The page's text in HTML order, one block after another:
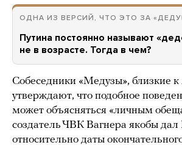
ОДНА ИЗ ВЕРСИЙ, ЧТО ЭТО ЗА
Путина постоянно называют
не в возрасте. Тогда в чем?
Собеседники «Медузы», близкие
утверждают, что подобное
может объясняться «личным
создатель ЧВК Вагнера якобы дал
относительно даты